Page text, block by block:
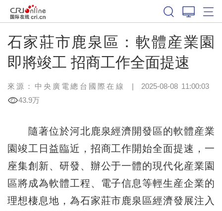
石家莊市鹿泉區：軟體産業園
即將竣工 招商工作全面提速
來源：中央廣電總台國際在線 | 2025-08-08 11:00:03
43.9万
隨著位於河北鹿泉經濟開發區的軟體産業
園竣工日益臨近，招商工作開始全面提速，一
座集創新、研發、辦公于一體的現代化産業園
區將成為軟體工程、電子信息等輕生産企業的
理想棲息地，為石家莊市鹿泉區經濟發展注入